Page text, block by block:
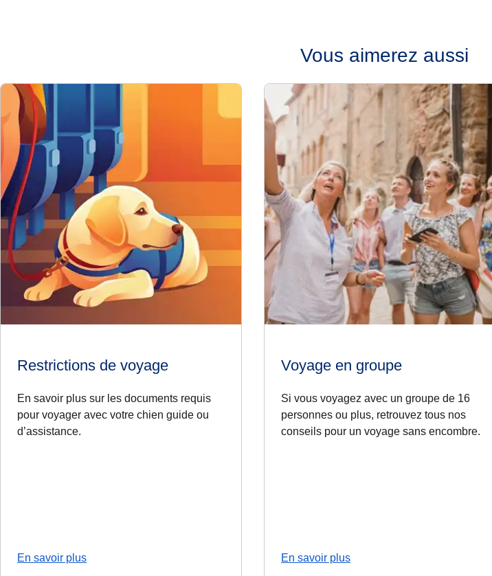
Vous aimerez aussi
Restrictions de voyage
En savoir plus sur les documents requis
pour voyager avec votre chien guide ou
d’assistance.
En savoir plus
Voyage en groupe
Si vous voyagez avec un groupe de 16
personnes ou plus, retrouvez tous nos
conseils pour un voyage sans encombre.
En savoir plus